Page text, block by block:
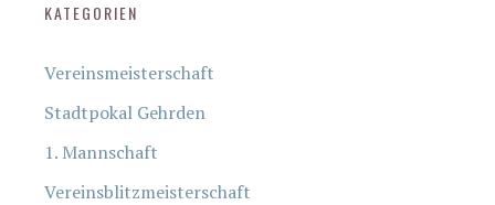
KATEGORIEN
Vereinsmeisterschaft
Stadtpokal Gehrden
1. Mannschaft
Vereinsblitzmeisterschaft